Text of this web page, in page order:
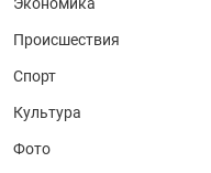
Происшествия
Спорт
Культура
Фото